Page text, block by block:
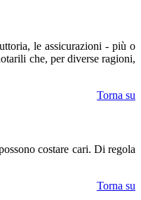
le assicurazioni - più o
che, per diverse ragioni,
Torna su
costare cari. Di regola
Torna su